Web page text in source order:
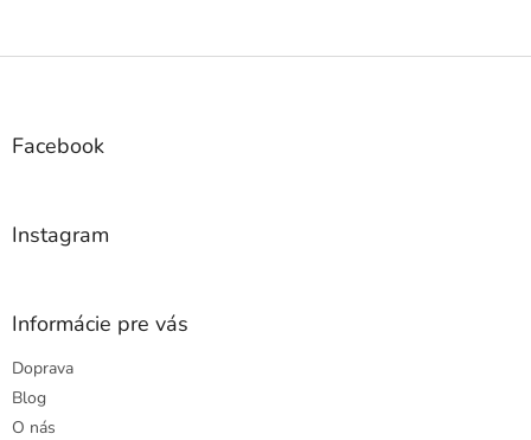
Z
Facebook
Instagram
Informácie pre vás
Doprava
Blog
O nás